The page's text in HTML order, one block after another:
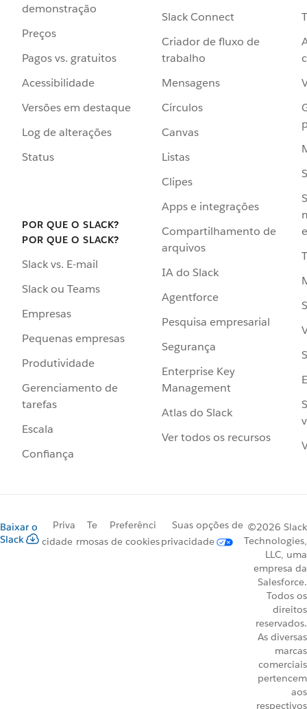
demonstração
Preços
Pagos vs. gratuitos
Acessibilidade
Versões em destaque
Log de alterações
Status
POR QUE O SLACK?
POR QUE O SLACK?
Slack vs. E-mail
Slack ou Teams
Empresas
Pequenas empresas
Produtividade
Gerenciamento de
tarefas
Escala
Confiança
Slack Connect
Criador de fluxo de
trabalho
Mensagens
Círculos
Canvas
Listas
Clipes
Apps e integrações
Compartilhamento de
arquivos
IA do Slack
Agentforce
Pesquisa empresarial
Segurança
Enterprise Key
Management
Atlas do Slack
Ver todos os recursos
Baixar o
Slack
Priva
cidade
Te
rmos
Preferênci
as de cookies
Suas opções de
privacidade
©2026 Slack
Technologies,
LLC, uma
empresa da
Salesforce.
Todos os
direitos
reservados.
As diversas
marcas
comerciais
pertencem
aos
respectivos